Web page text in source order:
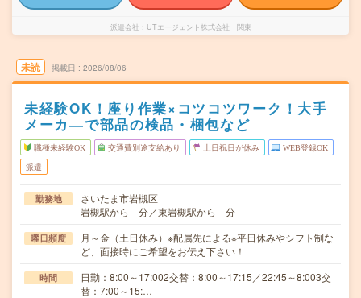
派遣会社 UTエージェント株式会社 関東
未読 掲載日 2026/08/06
未経験OK！座り作業×コツコツワーク！大手
メーカ―で部品の検品・梱包など
職種未経験OK 交通費別途支給あり 土日祝日が休み WEB登録OK
派遣
勤務地
さいたま市岩槻区
岩槻駅から---分／東岩槻駅から---分
曜日頻度
月～金（土日休み）※配属先による※平日休みやシフト制な
ど、面接時にご希望をお伝え下さい！
時間
日勤：8:00～17:002交替：8:00～17:15／22:45～8:003交
替：7:00～15:…